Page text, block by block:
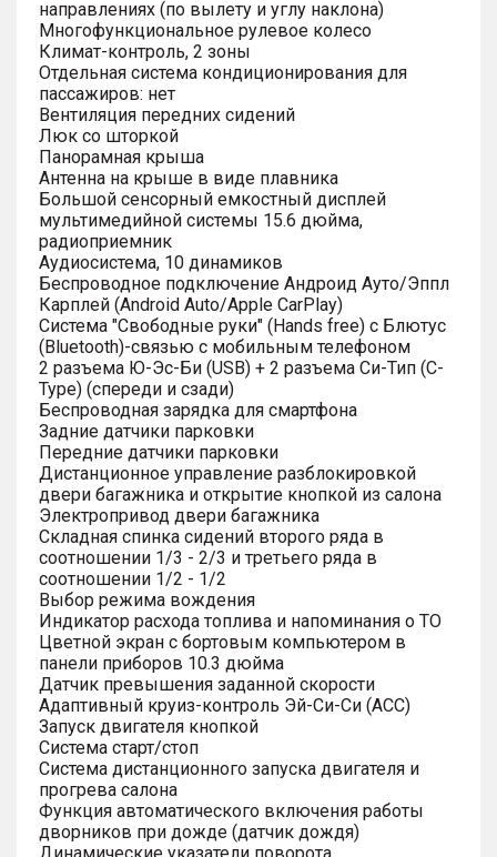
направлениях (по вылету и углу наклона)
Многофункциональное рулевое колесо
Климат-контроль, 2 зоны
Отдельная система кондиционирования для
пассажиров: нет
Вентиляция передних сидений
Люк со шторкой
Панорамная крыша
Антенна на крыше в виде плавника
Большой сенсорный емкостный дисплей
мультимедийной системы 15.6 дюйма,
радиоприемник
Аудиосистема, 10 динамиков
Беспроводное подключение Андроид Ауто/Эппл
Карплей (Android Auto/Apple CarPlay)
Система "Свободные руки" (Hands free) с Блютус
(Bluetooth)-связью с мобильным телефоном
2 разъема Ю-Эс-Би (USB) + 2 разъема Си-Тип (C-
Type) (спереди и сзади)
Беспроводная зарядка для смартфона
Задние датчики парковки
Передние датчики парковки
Дистанционное управление разблокировкой
двери багажника и открытие кнопкой из салона
Электропривод двери багажника
Складная спинка сидений второго ряда в
соотношении 1/3 - 2/3 и третьего ряда в
соотношении 1/2 - 1/2
Выбор режима вождения
Индикатор расхода топлива и напоминания о ТО
Цветной экран с бортовым компьютером в
панели приборов 10.3 дюйма
Датчик превышения заданной скорости
Адаптивный круиз-контроль Эй-Си-Си (ACC)
Запуск двигателя кнопкой
Система старт/стоп
Система дистанционного запуска двигателя и
прогрева салона
Функция автоматического включения работы
дворников при дожде (датчик дождя)
Динамические указатели поворота